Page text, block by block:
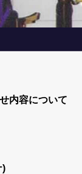
内容について
)